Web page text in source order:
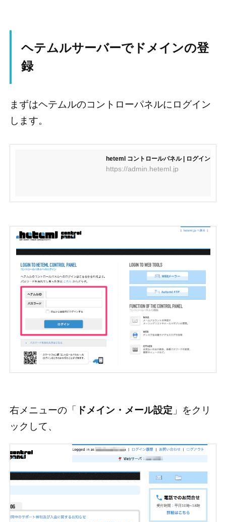
ヘテムルサーバーでドメインの登
録
まずはヘテムルのコントローパネルにログイン
します。
heteml コントロールパネル | ログイン
https://admin.heteml.jp
右メニューの「 ドメイン・メール設定 」をクリ
ックして、